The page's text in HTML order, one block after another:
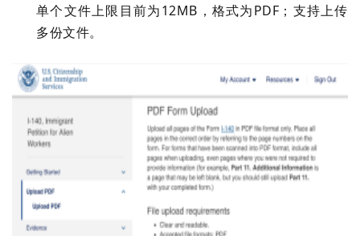
单个文件上限目前为12MB，格式为PDF；支持上传
多份文件。